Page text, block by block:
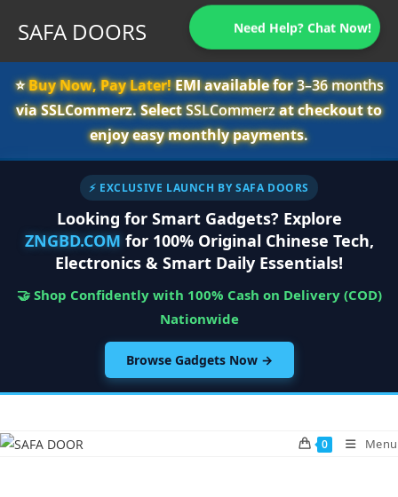
SAFA DOORS Need Help? Chat Now!
⭐️Buy Now, Pay Later!EMI available for3–36 months
via SSLCommerz. SelectSSLCommerzat checkout to
enjoy easy monthly payments.
⚡ EXCLUSIVE LAUNCH BY SAFA DOORS
Looking for Smart Gadgets? Explore
ZNGBD.COM for 100% Original Chinese Tech,
Electronics & Smart Daily Essentials!
🤝 Shop Confidently with 100% Cash on Delivery (COD)
Nationwide
Browse Gadgets Now →
content
0 Menu